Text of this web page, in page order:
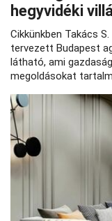
hegyvidéki
Cikkünkben Takács
tervezett Budapest
látható, ami
megoldásokat